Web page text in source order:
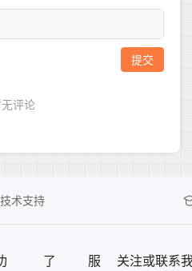
术支持
了
服
关注或联系